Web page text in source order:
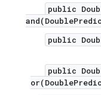
public
public
public